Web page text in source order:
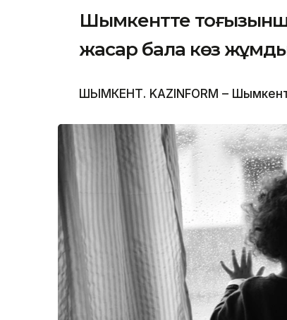
Шымкентте тоғызыншы
жасар бала көз
ШЫМКЕНТ. KAZINFORM –